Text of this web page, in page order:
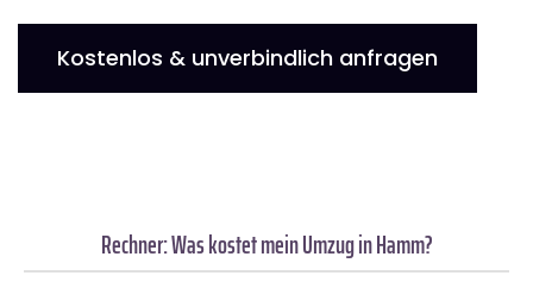
Kostenlos & unverbindlich anfragen
Rechner: Was kostet mein Umzug in Hamm?